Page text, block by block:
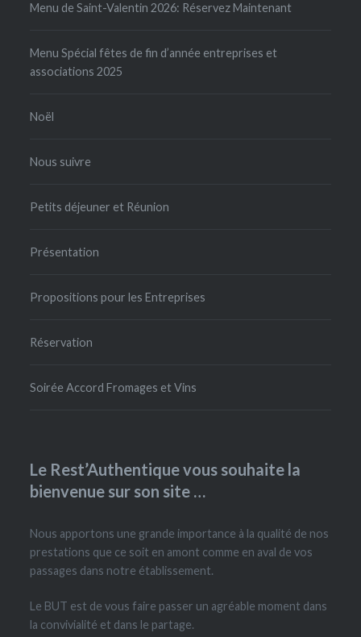
Menu de Saint-Valentin 2026: Réservez Maintenant
Menu Spécial fêtes de fin d’année entreprises et
associations 2025
Noël
Nous suivre
Petits déjeuner et Réunion
Présentation
Propositions pour les Entreprises
Réservation
Soirée Accord Fromages et Vins
Le Rest’Authentique vous souhaite la
bienvenue sur son site …
Nous apportons une grande importance à la qualité de nos
prestations que ce soit en amont comme en aval de vos
passages dans notre établissement.
Le BUT est de vous faire passer un agréable moment dans
la convivialité et dans le partage.